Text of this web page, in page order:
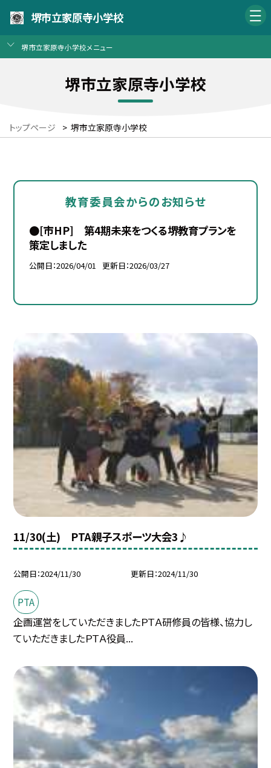
堺市立家原寺小学校
堺市立家原寺小学校メニュー
堺市立家原寺小学校
トップページ > 堺市立家原寺小学校
教育委員会からのお知らせ
●[市HP] 第4期未来をつくる堺教育プランを
策定しました
公開日 2026/04/01 更新日 2026/03/27
11/30(土) PTA親子スポーツ大会3♪
公開日 2024/11/30 更新日 2024/11/30
PTA
企画運営をしていただきましたＰＴＡ研修員の皆様、協力し
ていただきましたＰＴＡ役員...